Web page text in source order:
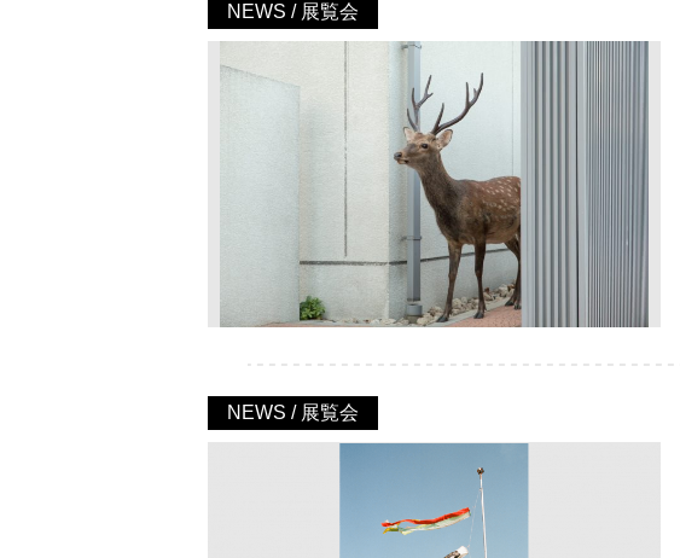
NEWS / 展覧会
NEWS / 展覧会